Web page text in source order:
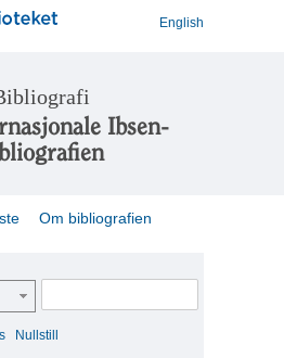
English
Ibsen-
Om bibliografien
Nullstill